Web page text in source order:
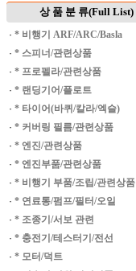
상 품 분 류(Full List)
· * 비행기 ARF/ARC/Basla
· * 스피너/관련상품
· * 프로펠라/관련상품
· * 랜딩기어/플로트
· * 타이어(바퀴/칼라/엑슬)
· * 커버링 필름/관련상품
· * 엔진/관련상품
· * 엔진부품/관련상품
· * 비행기 부품/조립/관련상품
· * 연료통/펌프/필터/오일
· * 조종기/서보 관련
· * 충전기/테스터기/전선
· * 모터/덕트